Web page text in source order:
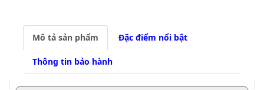
Mô tả sản phẩm Đặc điểm nổi bật
Thông tin bảo hành